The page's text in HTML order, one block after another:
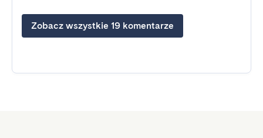
Zobacz wszystkie 19 komentarze